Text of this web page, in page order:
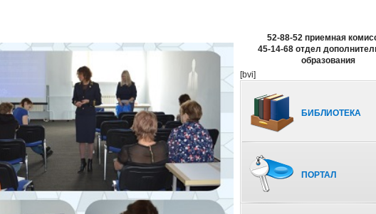
52-88-52 приемная
45-14-68 отдел
образования
[bvi]
БИБЛИОТЕКА
ПОРТАЛ